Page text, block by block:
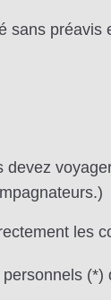
les
(*)